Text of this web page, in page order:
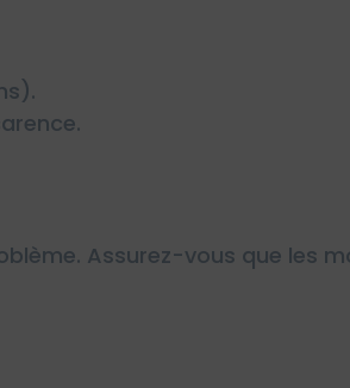
Assurez-vous que les